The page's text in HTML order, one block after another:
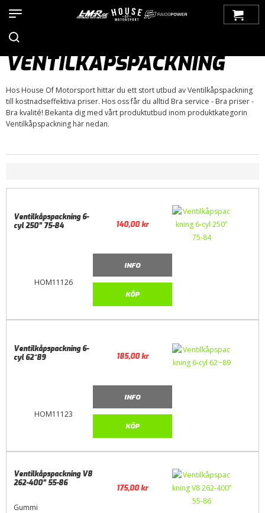
Monza 75-80>
Motor / Tillbehör
VENTILKÅPSPACKNING
Hos House Of Motorsport hittar du ett stort utbud av Ventilkåpspackning
till kostnadseffektiva priser. Hos oss får du alltid Bra service - Bra priser -
Bra kvalité! Bekanta dig med vårt produktutbud inom produktkategorin
Ventilkåpspackning här nedan.
HOM11126
Ventilkåpspackning 6-
cyl 250” 75-84
140,00kr
INFO
KÖP
HOM11123
Ventilkåpspackning 6-
cyl 62~89
185,00kr
INFO
KÖP
Ventilkåpspackning V8
262-400” 55-86
Gummi
175,00kr